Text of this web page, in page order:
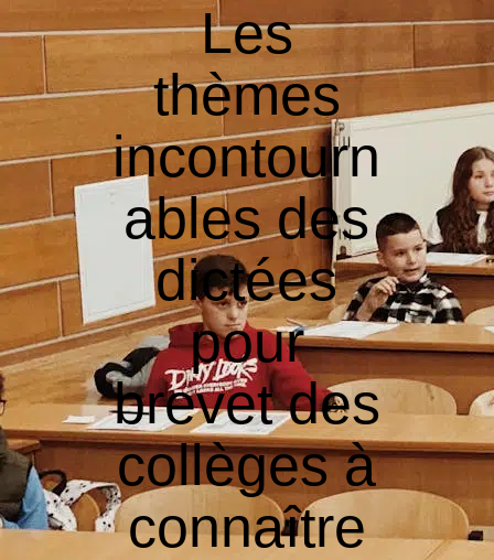
Les
thèmes
incontourn
ables des
dictées
pour
brevet des
collèges à
connaître